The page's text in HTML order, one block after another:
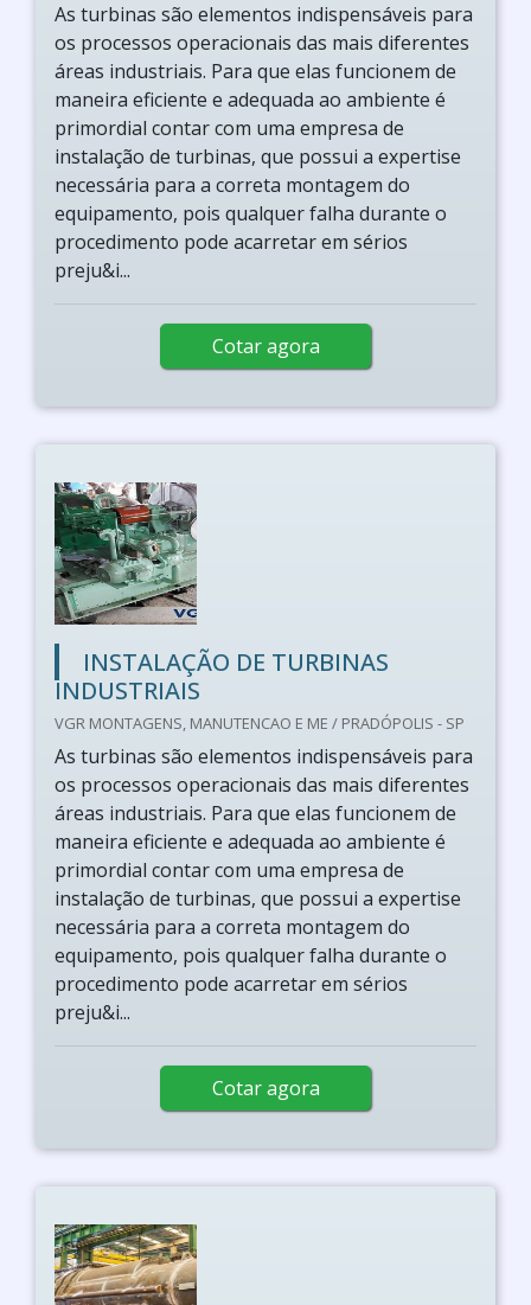
As turbinas são elementos indispensáveis para
os processos operacionais das mais diferentes
áreas industriais. Para que elas funcionem de
maneira eficiente e adequada ao ambiente é
primordial contar com uma empresa de
instalação de turbinas, que possui a expertise
necessária para a correta montagem do
equipamento, pois qualquer falha durante o
procedimento pode acarretar em sérios
preju&i...
Cotar agora
INSTALAÇÃO DE TURBINAS
INDUSTRIAIS
VGR MONTAGENS, MANUTENCAO E ME / PRADÓPOLIS - SP
As turbinas são elementos indispensáveis para
os processos operacionais das mais diferentes
áreas industriais. Para que elas funcionem de
maneira eficiente e adequada ao ambiente é
primordial contar com uma empresa de
instalação de turbinas, que possui a expertise
necessária para a correta montagem do
equipamento, pois qualquer falha durante o
procedimento pode acarretar em sérios
preju&i...
Cotar agora